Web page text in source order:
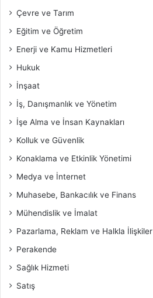
Çevre ve Tarım
Eğitim ve Öğretim
Enerji ve Kamu Hizmetleri
Hukuk
İnşaat
İş, Danışmanlık ve Yönetim
İşe Alma ve İnsan Kaynakları
Kolluk ve Güvenlik
Konaklama ve Etkinlik Yönetimi
Medya ve İnternet
Muhasebe, Bankacılık ve Finans
Mühendislik ve İmalat
Pazarlama, Reklam ve Halkla İlişkiler
Perakende
Sağlık Hizmeti
Satış